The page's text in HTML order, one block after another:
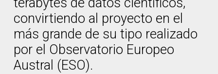
convirtiendo al proyecto en el
más grande de su tipo realizado
por el Observatorio Europeo
Austral (ESO).